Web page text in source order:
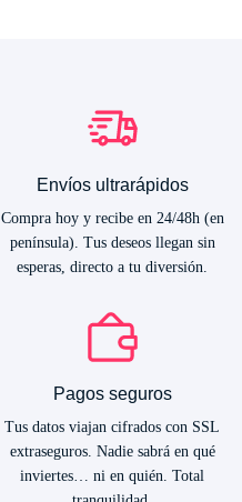
Envíos ultrarápidos
Compra hoy y recibe en 24/48h (en
península). Tus deseos llegan sin
esperas, directo a tu diversión.
Pagos seguros
Tus datos viajan cifrados con SSL
extraseguros. Nadie sabrá en qué
inviertes… ni en quién. Total